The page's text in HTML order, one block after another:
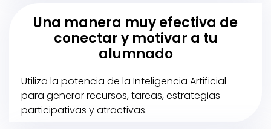
Una manera muy efectiva de
conectar y motivar a tu
alumnado
Utiliza la potencia de la Inteligencia Artificial
para generar recursos, tareas, estrategias
participativas y atractivas.